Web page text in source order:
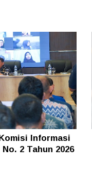
Informasi
2 Tahun 2026